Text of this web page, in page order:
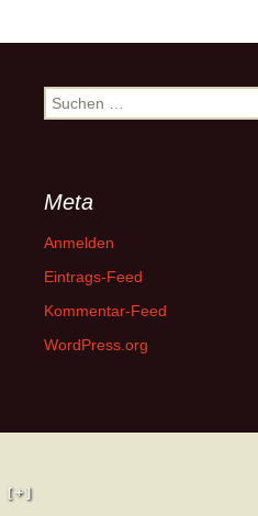
Suchen
nach:
Meta
Anmelden
Eintrags-Feed
Kommentar-Feed
WordPress.org
[ + ]